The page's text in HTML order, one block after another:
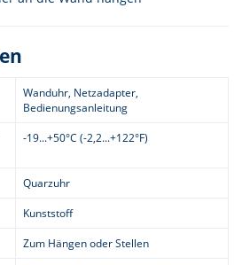
Wanduhr, Netzadapter,
Bedienungsanleitung
-19...+50°C (-2,2...+122°F)
Quarzuhr
Kunststoff
Zum Hängen oder Stellen